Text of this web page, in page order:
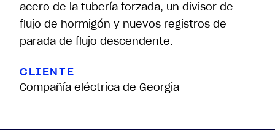
acero de la tubería forzada, un divisor de
flujo de hormigón y nuevos registros de
parada de flujo descendente.
CLIENTE
Compañía eléctrica de Georgia